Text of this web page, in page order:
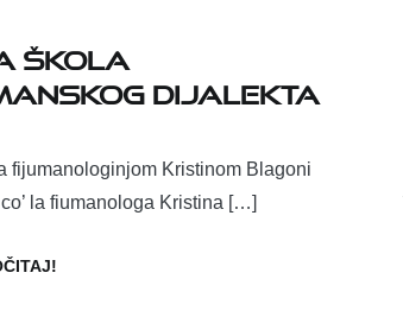
škola
dijalekta
fijumanologinjom Kristinom Blagoni
co’ la fiumanologa Kristina […]